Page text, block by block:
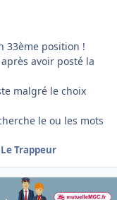
33ème position !
avoir posté la
malgré le choix
le ou les mots
Trappeur